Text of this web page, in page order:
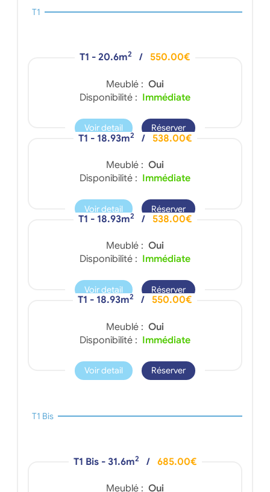
T1
T1 - 20.6m2 / 550.00€
Meublé : Oui
Disponibilité : Immédiate
Voir detail Réserver
T1 - 18.93m2 / 538.00€
Meublé : Oui
Disponibilité : Immédiate
Voir detail Réserver
T1 - 18.93m2 / 538.00€
Meublé : Oui
Disponibilité : Immédiate
Voir detail Réserver
T1 - 18.93m2 / 550.00€
Meublé : Oui
Disponibilité : Immédiate
Voir detail Réserver
T1 Bis
T1 Bis - 31.6m2 / 685.00€
Meublé : Oui